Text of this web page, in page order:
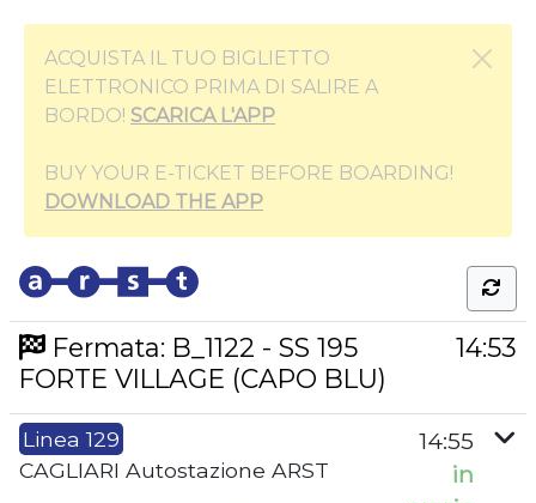
ACQUISTA IL TUO BIGLIETTO
ELETTRONICO PRIMA DI SALIRE A
BORDO! SCARICA L'APP
BUY YOUR E-TICKET BEFORE BOARDING!
DOWNLOAD THE APP
Fermata: B_1122 - SS 195
FORTE VILLAGE (CAPO BLU)
14:53
Linea 129
CAGLIARI Autostazione ARST
14:55
in